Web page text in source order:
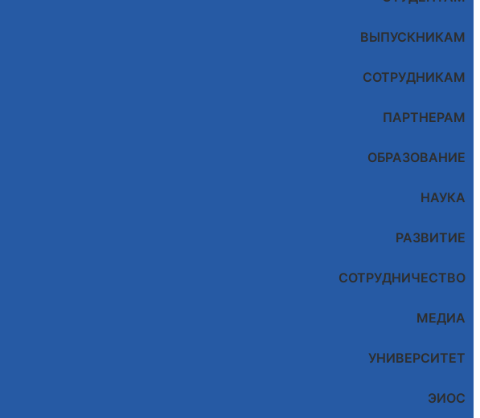
ВЫПУСКНИКАМ
СОТРУДНИКАМ
ПАРТНЕРАМ
ОБРАЗОВАНИЕ
НАУКА
РАЗВИТИЕ
СОТРУДНИЧЕСТВО
МЕДИА
УНИВЕРСИТЕТ
ЭИОС